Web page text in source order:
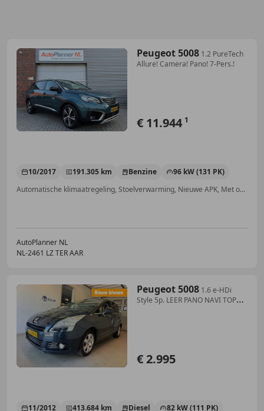
Peugeot 5008 1.2 PureTech
Allure! Camera! Pano! 7-Pers.!
€ 11.944 1
10/2017 191.305 km Benzine
96 kW (131 PK)
Automatische klimaatregeling, Stoelverwarming, Nieuwe APK, Met onderhoudshistorie, Trekhaak, Multifunctioneel stuurwiel, Lane Departure Warning Systeem, Getinte ramen
AutoPlanner NL
NL-2461 LZ TER AAR
Peugeot 5008 1.6 e-HDi
Style 5p. LEER PANO NAVI TOP
€ 2.995
11/2012 413.684 km Diesel
82 kW (111 PK)